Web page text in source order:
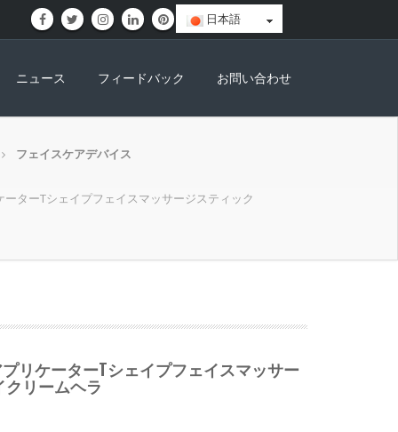
日本語
ニュース フィードバック お問い合わせ
フェイスケアデバイス
ターTシェイプフェイスマッサージスティック
リケーターTシェイプフェイスマッサー
リームヘラ